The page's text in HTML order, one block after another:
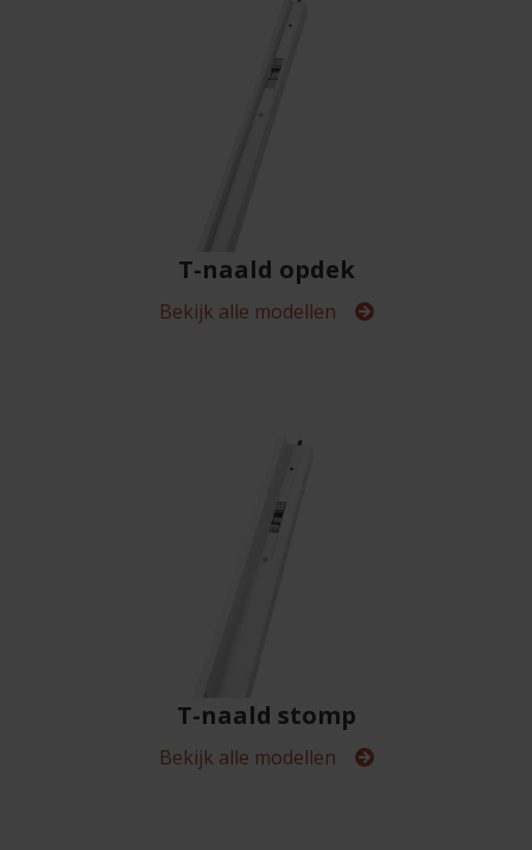
T-naald opdek
Bekijk alle modellen
T-naald stomp
Bekijk alle modellen